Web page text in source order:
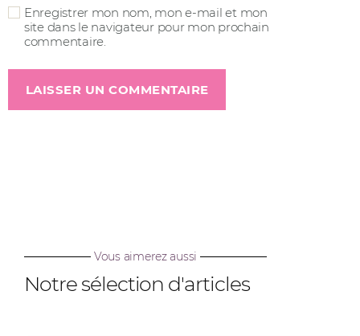
Enregistrer mon nom, mon e-mail et mon
site dans le navigateur pour mon prochain
commentaire.
Vous aimerez aussi
Notre sélection d'articles